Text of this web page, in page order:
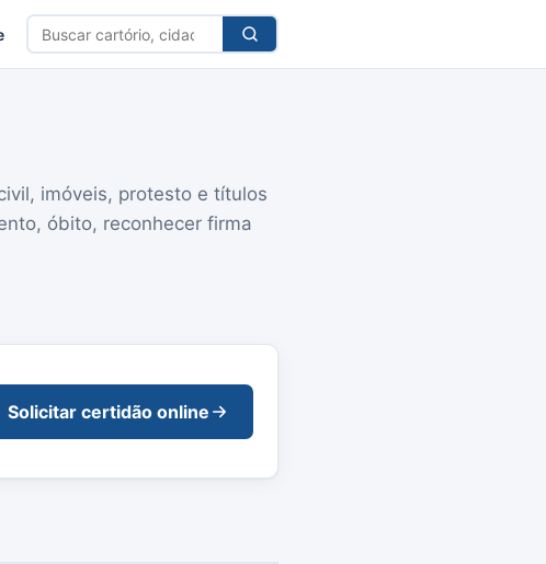
Buscar
cartório
imóveis, protesto e títulos
óbito, reconhecer firma
Solicitar certidão online